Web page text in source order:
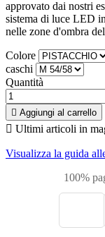
approvato dai nostri
sistema di luce LED
nelle zone d'ombra
Colore
caschi
Quantità
 Aggiungi al carrello
 Ultimi articoli in
Visualizza la guida
100%